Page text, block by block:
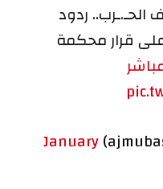
ردود
قرار محكمة
January